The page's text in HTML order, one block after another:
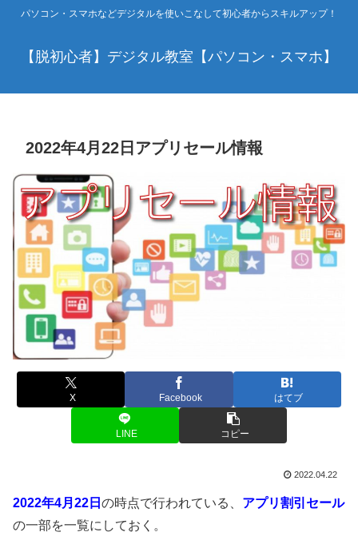
パソコン・スマホなどデジタルを使いこなして初心者からスキルアップ！
【脱初心者】デジタル教室【パソコン・スマホ】
2022年4月22日アプリセール情報
X Facebook はてブ
LINE コピー
2022.04.22
2022年4月22日 の時点で行われている、 アプリ割引セール
の一部を一覧にしておく。